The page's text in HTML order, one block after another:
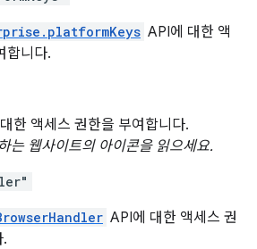
API에 대한 액
합니다.
한 액세스 권한을 부여합니다.
는 웹사이트의 아이콘을 읽으세요.
API에 대한 액세스 권